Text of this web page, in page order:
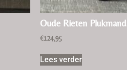
Oude Rieten Plukmand
€124,95
Lees verder